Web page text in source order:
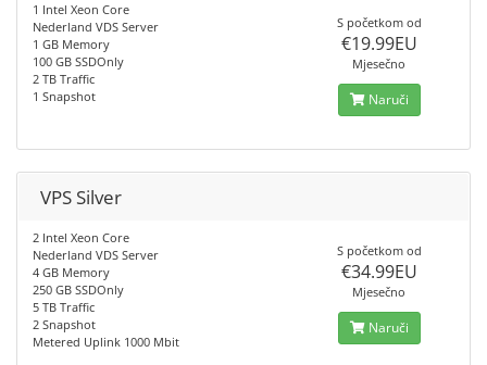
1 Intel Xeon Core
Nederland VDS Server
1 GB Memory
100 GB SSDOnly
2 TB Traffic
1 Snapshot
S početkom od
€19.99EU
Mjesečno
Naruči
VPS Silver
2 Intel Xeon Core
Nederland VDS Server
4 GB Memory
250 GB SSDOnly
5 TB Traffic
2 Snapshot
Metered Uplink 1000 Mbit
S početkom od
€34.99EU
Mjesečno
Naruči